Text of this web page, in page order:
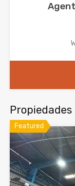
Featured